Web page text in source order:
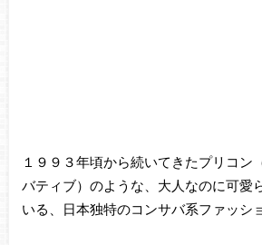
１９９３年頃から続いてきたプリコン
バティブ）のような、大人なのに可愛
いる、日本独特のコンサバ系ファッシ